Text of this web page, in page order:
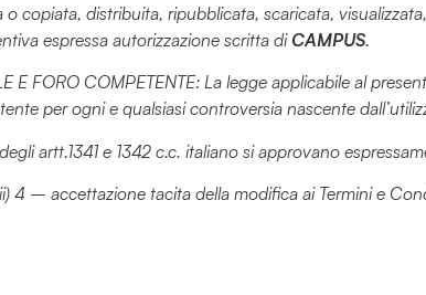
copiata, distribuita, ripubblicata, scaricata,
espressa autorizzazione scritta di CAMPUS.
E FORO COMPETENTE: La legge applicabile al
per ogni e qualsiasi controversia nascente
artt.1341 e 1342 c.c. italiano si approvano
4 – accettazione tacita della modifica ai Termini e